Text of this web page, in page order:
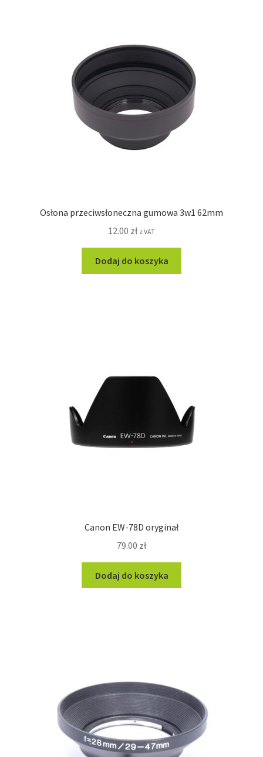
Osłona przeciwsłoneczna gumowa 3w1 62mm
12.00 zł z VAT
Dodaj do koszyka
Canon EW-78D oryginał
79.00 zł
Dodaj do koszyka